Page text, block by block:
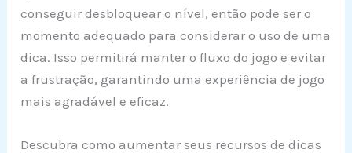
conseguir desbloquear o nível, então pode ser o
momento adequado para considerar o uso de uma
dica. Isso permitirá manter o fluxo do jogo e evitar
a frustração, garantindo uma experiência de jogo
mais agradável e eficaz.
Descubra como aumentar seus recursos de dicas